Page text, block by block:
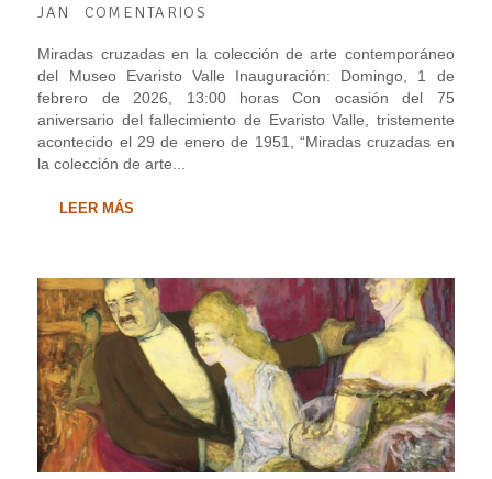
JAN COMENTARIOS
Miradas cruzadas en la colección de arte contemporáneo
del Museo Evaristo Valle Inauguración: Domingo, 1 de
febrero de 2026, 13:00 horas Con ocasión del 75
aniversario del fallecimiento de Evaristo Valle, tristemente
acontecido el 29 de enero de 1951, “Miradas cruzadas en
la colección de arte...
LEER MÁS